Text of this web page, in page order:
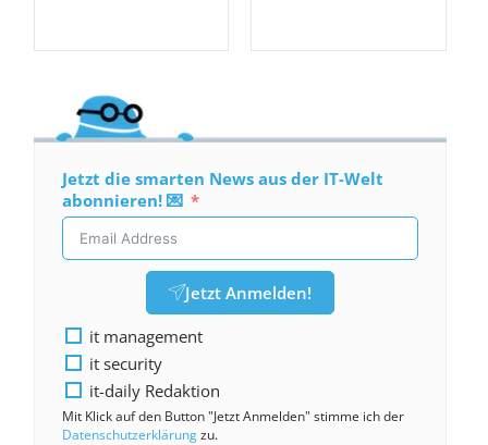
Jetzt die smarten News aus der IT-Welt
abonnieren! 💌
Jetzt Anmelden!
it management
it security
it-daily Redaktion
Mit Klick auf den Button "Jetzt Anmelden" stimme ich der
Datenschutzerklärungzu.